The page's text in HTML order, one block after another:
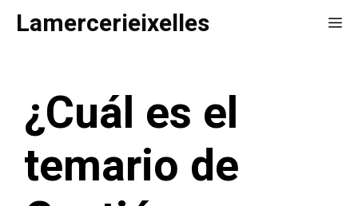
SaltarLamercerieixelles
¿Cuál es el
temario de